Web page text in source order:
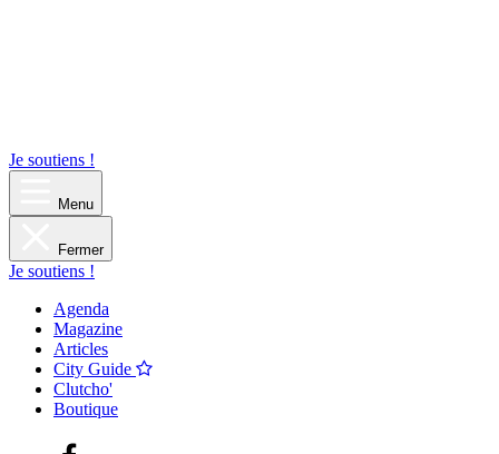
Je soutiens !
Menu
Fermer
Je soutiens !
Agenda
Magazine
Articles
City Guide
Clutcho'
Boutique